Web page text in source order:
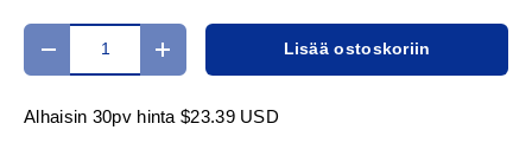
Määrä
Translation missing: fi.cart.items.decrease_quantity
Translation missing:Lisää ostoskoriin
Alhaisin 30pv hinta $23.39 USD